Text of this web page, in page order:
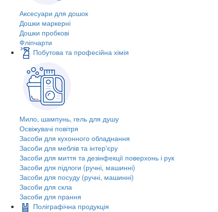
Аксесуари для дошок
Дошки маркерні
Дошки пробкові
Фліпчарти
Побутова та професійна хімія
Мило, шампунь, гель для душу
Освіжувачі повітря
Засоби для кухонного обладнання
Засоби для меблів та інтер'єру
Засоби для миття та дезінфекції поверхонь і рук
Засоби для підлоги (ручні, машинні)
Засоби для посуду (ручні, машинні)
Засоби для скла
Засоби для прання
Поліграфічна продукція